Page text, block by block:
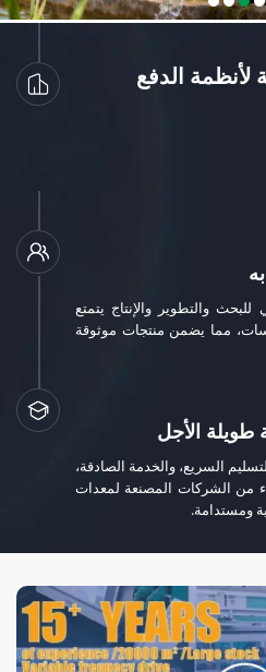
الدفع
والتطوير والإنتاج يتمتع
مما يضمن منتجات موثوقة
طويلة الأجل
السريع، والخدمة الصادقة،
من الشركات المصنعة لمعدات